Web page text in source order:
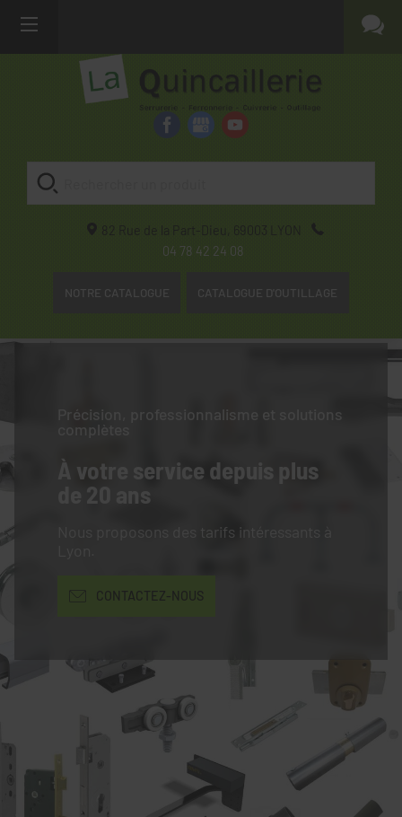
82 Rue de la Part-Dieu, 69003
LYON
04 78 42 24 08
NOTRE CATALOGUE CATALOGUE D'OUTILLAGE
Précision, professionnalisme et solutions
complètes
À votre service depuis plus
de 20 ans
Nous proposons des tarifs intéressants à
CONTACTEZ-NOUS